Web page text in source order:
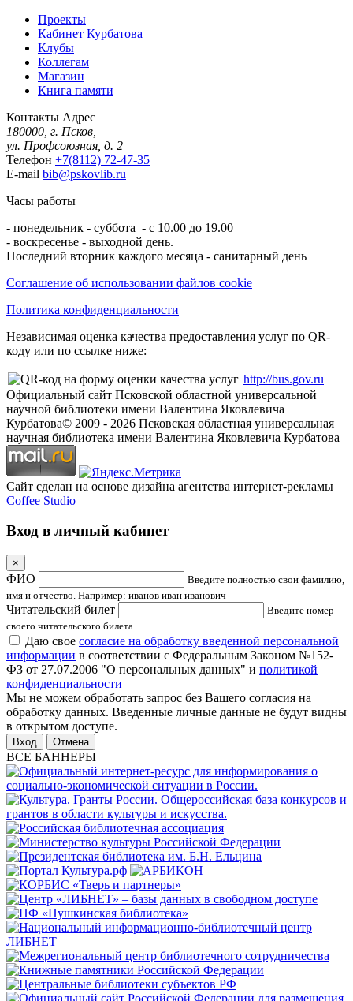
Проекты
Кабинет Курбатова
Клубы
Коллегам
Магазин
Книга памяти
Контакты Адрес
180000, г. Псков,
ул. Профсоюзная, д. 2
Телефон +7(8112) 72-47-35
E-mail bib@pskovlib.ru
Часы работы
- понедельник - суббота - с 10.00 до 19.00
- воскресенье - выходной день.
Последний вторник каждого месяца - санитарный день
Соглашение об использовании файлов cookie
Политика конфиденциальности
Независимая оценка качества предоставления услуг по QR-
коду или по ссылке ниже:
http://bus.gov.ru
Официальный сайт Псковской областной универсальной
научной библиотеки имени Валентина Яковлевича
Курбатова© 2009 - 2026 Псковская областная универсальная
научная библиотека имени Валентина Яковлевича Курбатова
Сайт сделан на основе дизайна агентства интернет-рекламы
Coffee Studio
Вход в личный кабинет
×
ФИО
Введите полностью свои фамилию,
имя и отчество. Например: иванов иван иванович
Читательский билет
Введите номер
своего читательского билета.
Даю свое согласие на обработку введенной персональной
информации в соответствии с Федеральным Законом №152-
ФЗ от 27.07.2006 "О персональных данных" и политикой
конфиденциальности
Мы не можем обработать запрос без Вашего согласия на
обработку данных. Введенные личные данные не будут видны
в открытом доступе.
Отмена
ВСЕ БАННЕРЫ